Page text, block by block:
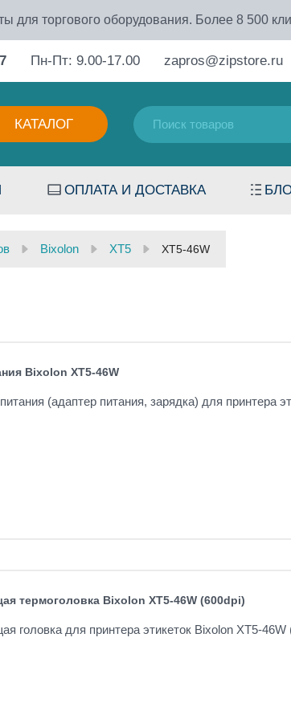
для торгового оборудования. Более 8 500
Пн-Пт: 9.00-17.00 zapros@zipstore.ru
КАТАЛОГ
ОПЛАТА И ДОСТАВКА
Bixolon XT5 XT5-46W
Bixolon XT5-46W
(адаптер питания, зарядка) для принтера
термоголовка Bixolon XT5-46W (600dpi)
головка для принтера этикеток Bixolon XT5-46W